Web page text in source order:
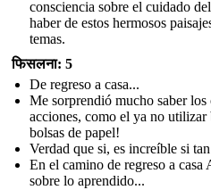
consciencia sobre el cuidado
haber de estos hermosos
temas.
फिसलना: 5
De regreso a casa...
Me sorprendió mucho saber los
acciones, como el ya no
bolsas de papel!
Verdad que si, es increíble si
En el camino de regreso a
sobre lo aprendido...